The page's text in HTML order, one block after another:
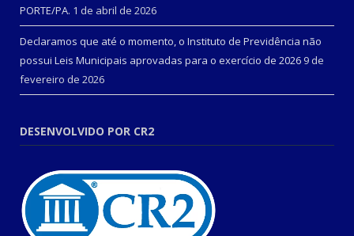
PORTE/PA. 1 de abril de 2026
Declaramos que até o momento, o Instituto de Previdência não
possui Leis Municipais aprovadas para o exercício de 2026 9 de
fevereiro de 2026
DESENVOLVIDO POR CR2